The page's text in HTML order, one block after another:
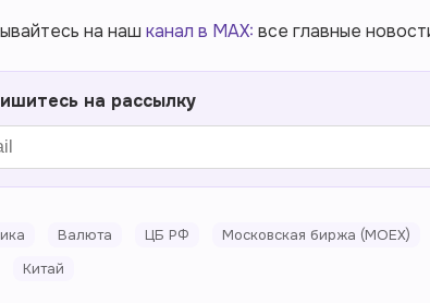
на наш канал в MAX: все главные
на рассылку
Валюта ЦБ РФ Московская биржа (MOEX)
Китай